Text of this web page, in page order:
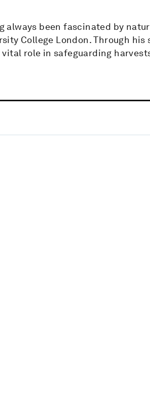
always been fascinated by
College London. Through
vital role in safeguarding